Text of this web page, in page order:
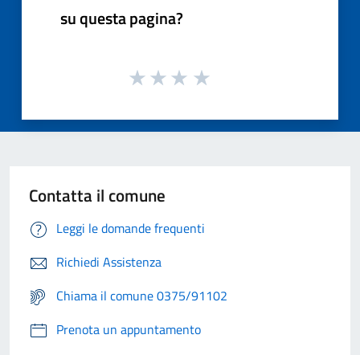
su questa pagina?
Contatta il comune
Leggi le domande frequenti
Richiedi Assistenza
Chiama il comune 0375/91102
Prenota un appuntamento